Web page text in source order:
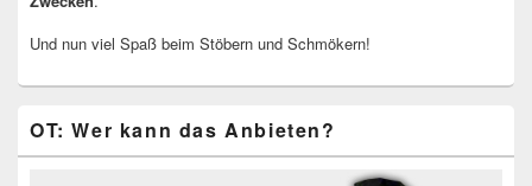
Und nun viel Spaß beim Stöbern und Schmökern!
OT: Wer kann das Anbieten?